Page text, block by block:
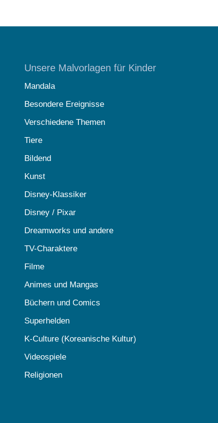
Unsere Malvorlagen für Kinder
Mandala
Besondere Ereignisse
Verschiedene Themen
Tiere
Bildend
Kunst
Disney-Klassiker
Disney / Pixar
Dreamworks und andere
TV-Charaktere
Filme
Animes und Mangas
Büchern und Comics
Superhelden
K-Culture (Koreanische Kultur)
Videospiele
Religionen